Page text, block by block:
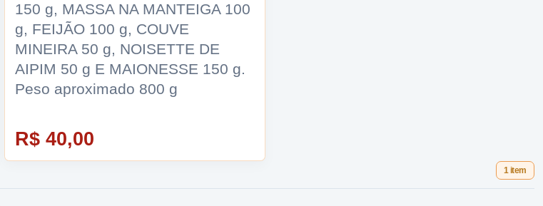
150 g, MASSA NA MANTEIGA 100
g, FEIJÃO 100 g, COUVE
MINEIRA 50 g, NOISETTE DE
AIPIM 50 g E MAIONESSE 150 g.
Peso aproximado 800 g
R$ 40,00
1 item